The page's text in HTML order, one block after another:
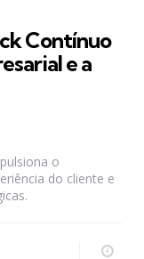
Contínuo
e a
o
do cliente e